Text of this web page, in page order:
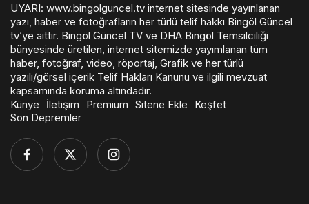
UYARI: www.bingolguncel.tv internet sitesinde yayınlanan
yazı, haber ve fotoğrafların her türlü telif hakkı Bingöl Güncel
tv’ye aittir. Bingöl Güncel TV ve DHA Bingöl Temsilciliği
bünyesinde üretilen, internet sitemizde yayımlanan tüm
haber, fotoğraf, video, röportaj, Grafik ve her türlü
yazılı/görsel içerik Telif Hakları Kanunu ve ilgili mevzuat
kapsamında koruma altındadır.
Künye
İletişim Premium Sitene Ekle
Keşfet
Son Depremler